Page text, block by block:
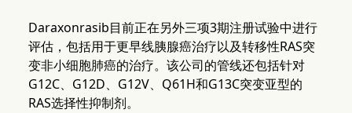
Daraxonrasib目前正在另外三项3期注册试验中进行
评估，包括用于更早线胰腺癌治疗以及转移性RAS突
变非小细胞肺癌的治疗。该公司的管线还包括针对
G12C、G12D、G12V、Q61H和G13C突变亚型的
RAS选择性抑制剂。